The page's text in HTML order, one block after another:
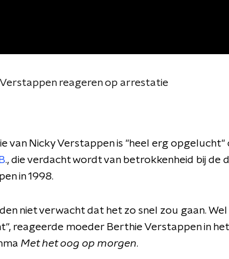
reageren op arrestatie
van Nicky Verstappen is "heel erg opgelucht"
., die verdacht wordt van betrokkenheid bij de
in 1998.
niet verwacht dat het zo snel zou gaan.
reageerde moeder Berthie Verstappen in
Met het oog op morgen.